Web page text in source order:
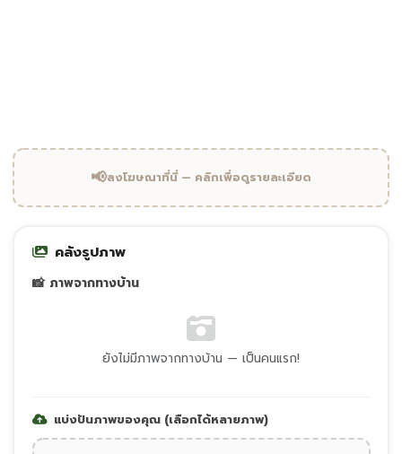
📢ลงโฆษณาที่นี่ — คลิกเพื่อดูรายละเอียด
คลังรูปภาพ
📸 ภาพจากทางบ้าน
ยังไม่มีภาพจากทางบ้าน — เป็นคนแรก!
แบ่งปันภาพของคุณ (เลือกได้หลายภาพ)